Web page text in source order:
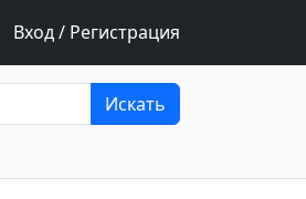
Вход / Регистрация
Искать